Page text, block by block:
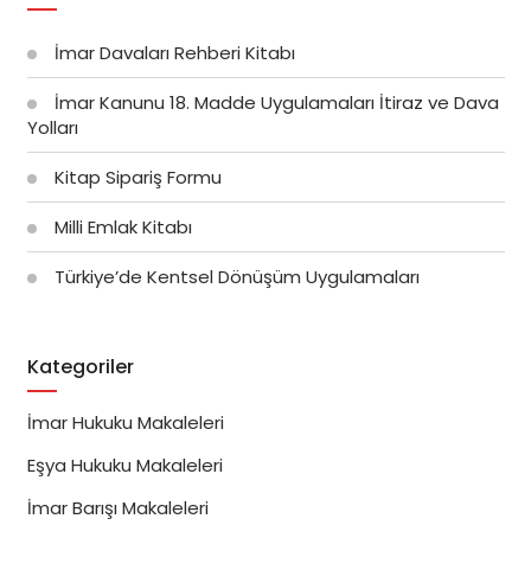
İmar Davaları Rehberi Kitabı
İmar Kanunu 18. Madde Uygulamaları İtiraz ve Dava
Yolları
Kitap Sipariş Formu
Milli Emlak Kitabı
Türkiye’de Kentsel Dönüşüm Uygulamaları
Kategoriler
İmar Hukuku Makaleleri
Eşya Hukuku Makaleleri
İmar Barışı Makaleleri